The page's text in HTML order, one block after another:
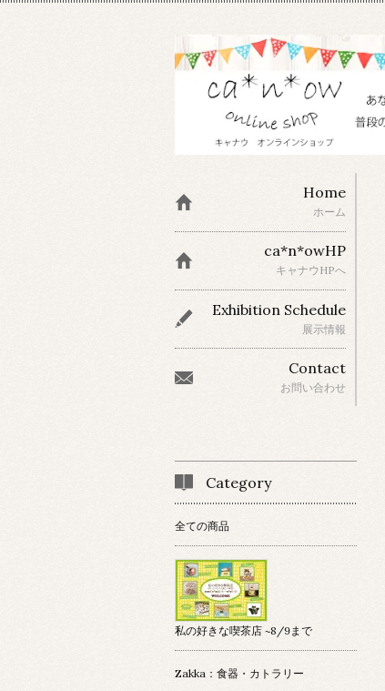
Home
ホーム
ca*n*owHP
キャナウHPへ
Exhibition Schedule
展示情報
Contact
お問い合わせ
Category
全ての商品
私の好きな喫茶店 ~8/9まで
Zakka：食器・カトラリー